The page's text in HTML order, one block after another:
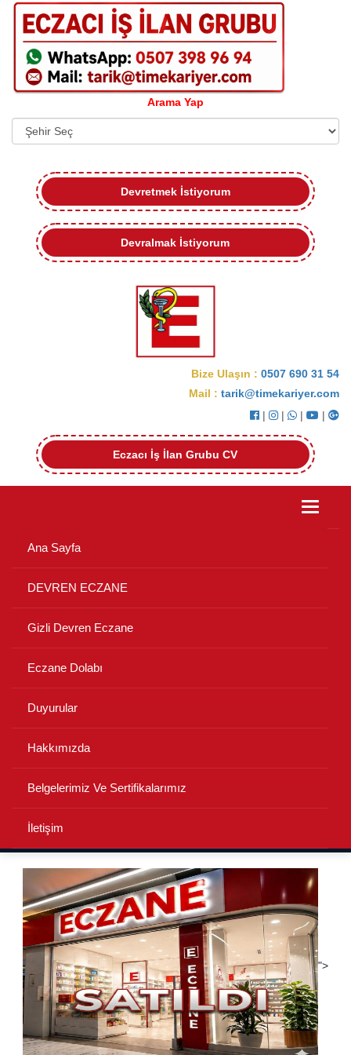
Arama Yap
Devretmek İstiyorum
Devralmak İstiyorum
Bize Ulaşın : 0507 690 31 54
Mail : tarik@timekariyer.com
|
| | |
Eczacı İş İlan Grubu CV
Toggle
Ana Sayfa
DEVREN ECZANE
Gizli Devren Eczane
Eczane Dolabı
Duyurular
Hakkımızda
Belgelerimiz Ve Sertifikalarımız
İletişim
">